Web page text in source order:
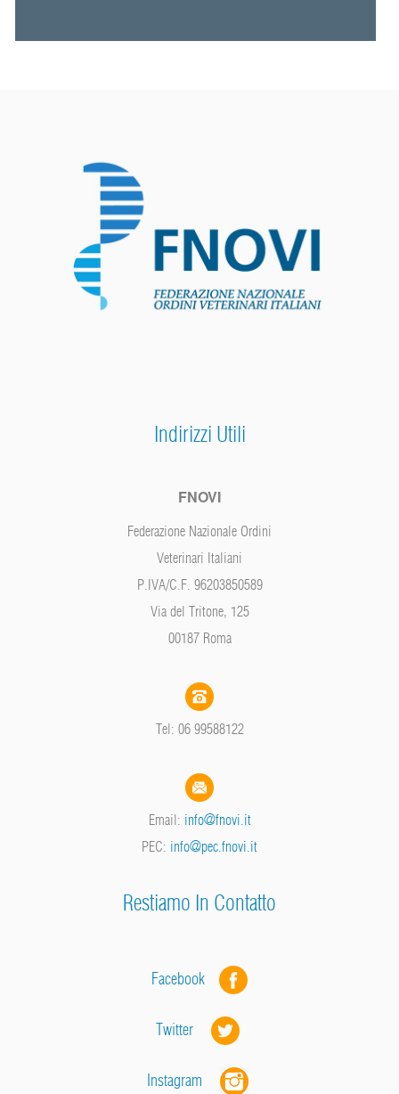
Indirizzi Utili
FNOVI
Federazione Nazionale Ordini
Veterinari Italiani
P.IVA/C.F. 96203850589
Via del Tritone, 125
00187 Roma
Tel: 06 99588122
Email: info@fnovi.it
PEC: info@pec.fnovi.it
Restiamo In Contatto
Facebook
Twitter
Instagram